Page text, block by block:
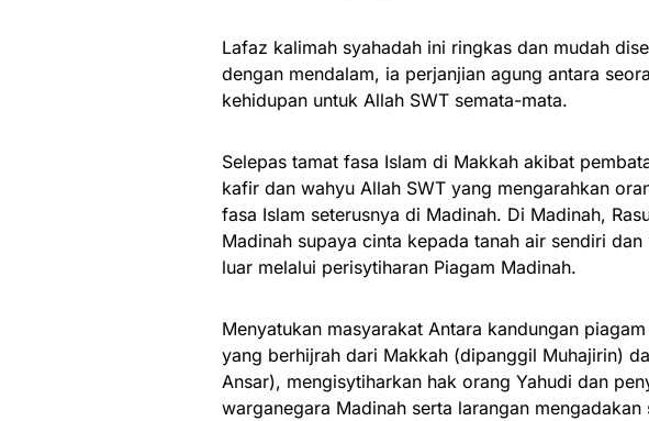
Lafaz kalimah syahadah ini ringkas dan mudah
dengan mendalam, ia perjanjian agung antara
kehidupan untuk Allah SWT semata-mata.
Selepas tamat fasa Islam di Makkah akibat
kafir dan wahyu Allah SWT yang mengarahkan
fasa Islam seterusnya di Madinah. Di Madinah,
Madinah supaya cinta kepada tanah air sendiri
luar melalui perisytiharan Piagam Madinah.
Menyatukan masyarakat Antara kandungan
yang berhijrah dari Makkah (dipanggil Muhajirin)
Ansar), mengisytiharkan hak orang Yahudi dan
warganegara Madinah serta larangan